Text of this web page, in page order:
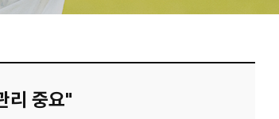
리 중요"